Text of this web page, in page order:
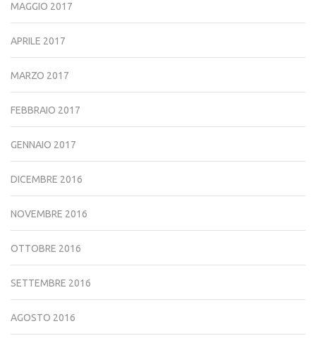
MAGGIO 2017
APRILE 2017
MARZO 2017
FEBBRAIO 2017
GENNAIO 2017
DICEMBRE 2016
NOVEMBRE 2016
OTTOBRE 2016
SETTEMBRE 2016
AGOSTO 2016